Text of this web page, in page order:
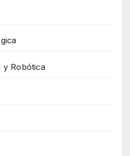
y Robótica